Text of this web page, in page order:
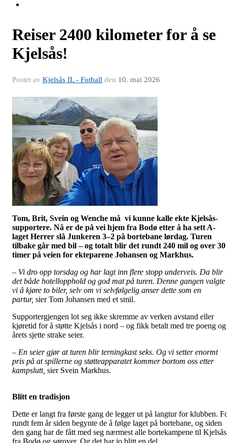
Reiser 2400 kilometer for å se
Kjelsås!
Postet av Kjelsås IL - Fotball den 10. mai 2026
Tom, Brit, Svein og Wenche må vi kunne kalle ekte Kjelsås-
supportere. Nå er de på vei hjem fra Bodø etter å ha sett A-
laget Herrer slå Junkeren 3–2 på bortebane lørdag. Turen
tilbake går med bil – og totalt blir det rundt 240 mil og over 30
timer på veien for ekteparene Johansen og Markhus.
– Vi dro opp torsdag og har lagt inn flere stopp underveis. Da blir
det både hotellopphold og god mat på turen. Denne gangen valgte
vi å kjøre to biler, selv om vi selvfølgelig anser dette som en
partur, sier Tom Johansen med et smil.
Supportergjengen lot seg ikke skremme av verken avstand eller
kjøretid for å støtte Kjelsås i nord – og fikk betalt med tre poeng og
årets sjette strake seier.
– En seier gjør at turen blir terningkast seks. Og vi setter enormt
pris på at spillerne og støtteapparatet kommer bortom oss etter
kampslutt, sier Svein Markhus.
Blitt en tradisjon
Dette er langt fra første gang de legger ut på langtur for klubben.
rundt fem år siden begynte de å følge laget på bortebane, og siden
den gang har de fått med seg nærmest alle bortekampene til Kjelsås